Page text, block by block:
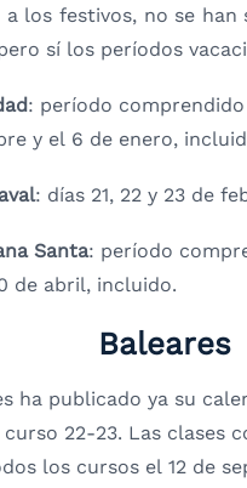
los festivos, no se han
sí los períodos
: período
y el 6 de enero,
: días 21, 22 y 23 de
Santa: período
de abril, incluido.
Baleares
ha publicado ya su
22-23. Las clases
los cursos el 12 de